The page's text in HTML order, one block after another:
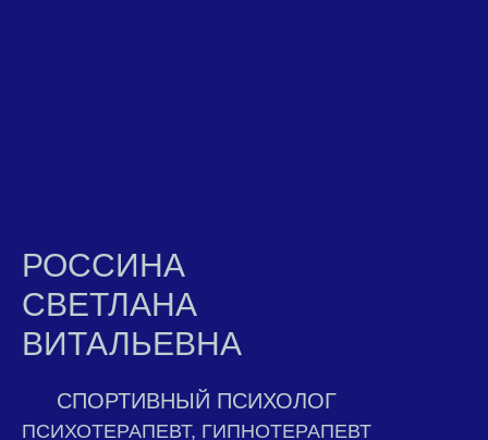
РОССИНА
СВЕТЛАНА
ВИТАЛЬЕВНА
СПОРТИВНЫЙ ПСИХОЛОГ
ПСИХОТЕРАПЕВТ, ГИПНОТЕРАПЕВТ